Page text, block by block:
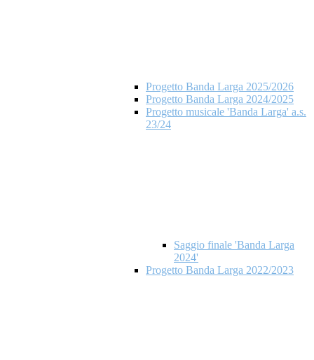
Progetto Banda Larga 2025/2026
Progetto Banda Larga 2024/2025
Progetto musicale 'Banda Larga' a.s.
23/24
Saggio finale 'Banda Larga
2024'
Progetto Banda Larga 2022/2023